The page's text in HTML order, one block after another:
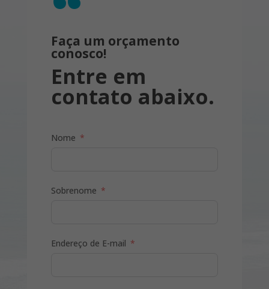
noites, além de cobrarem valores
diferenciados. Por favor, caso deseje
viajar nestes períodos, nos consulte.
Faça um orçamento
conosco!
Entre em
contato abaixo.
Nome
Sobrenome
Endereço de E-mail